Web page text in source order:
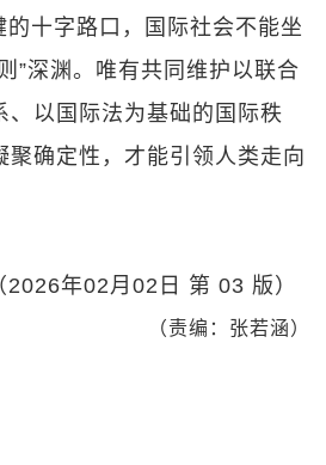
的十字路口，国际社会不能坐
”深渊。唯有共同维护以联合
、以国际法为基础的国际秩
聚确定性，才能引领人类走向
2026年02月02日 第 03 版）
（责编：张若涵）